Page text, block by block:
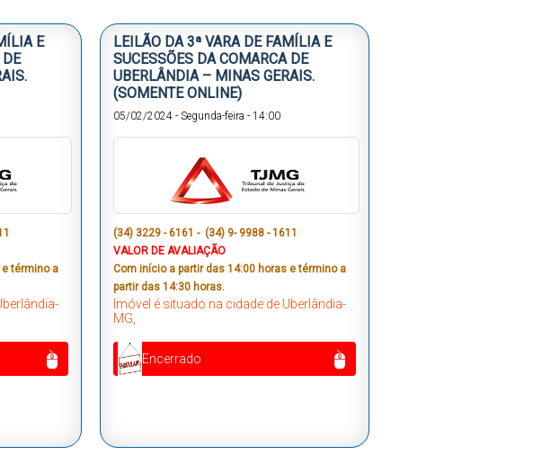
E
término a
LEILÃO DA 3ª VARA DE FAMÍLIA E
SUCESSÕES DA COMARCA DE
UBERLÂNDIA – MINAS GERAIS.
(SOMENTE ONLINE)
05/02/2024 - Segunda-feira - 14:00
(34) 3229 - 6161 - (34) 9- 9988 - 1611
VALOR DE AVALIAÇÃO
Com início a partir das 14:00 horas e término a
partir das 14:30 horas.
Imóvel é situado na cidade de Uberlândia-
MG,
Encerrado